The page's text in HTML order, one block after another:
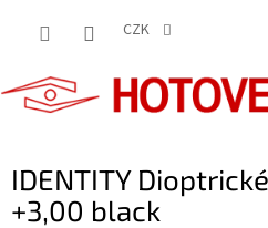
CZK
IDENTITY
+3,00 black